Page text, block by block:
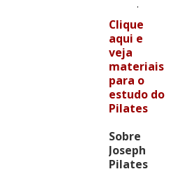
.
Clique
aqui e
veja
materiais
para o
estudo do
Pilates
Sobre
Joseph
Pilates